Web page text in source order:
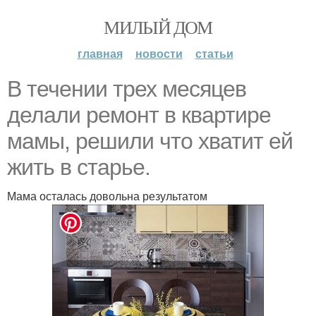
МИЛЫЙ ДОМ
главная новости статьи
В течении трех месяцев
делали ремонт в квартире
мамы, решили что хватит ей
жить в старье.
Мама осталась довольна результатом